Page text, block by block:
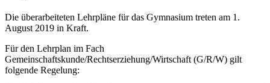
Die überarbeiteten Lehrpläne für das Gymnasium treten am 1.
August 2019 in Kraft.
Für den Lehrplan im Fach
Gemeinschaftskunde/Rechtserziehung/Wirtschaft (G/R/W) gilt
folgende Regelung: